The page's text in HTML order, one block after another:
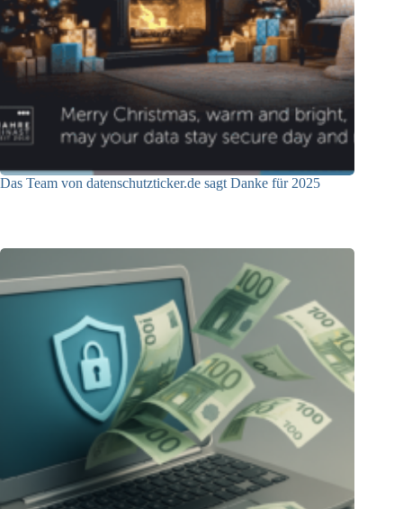
Das Team von datenschutzticker.de sagt Danke für 2025